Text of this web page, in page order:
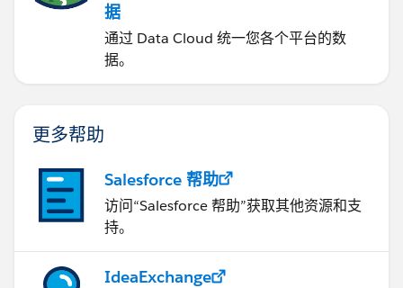
据
通过 Data Cloud 统一您各个平台的数
据。
更多帮助
Salesforce 帮助
访问“Salesforce 帮助”获取其他资源和支
持。
IdeaExchange